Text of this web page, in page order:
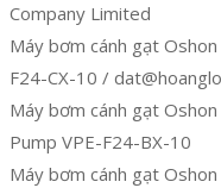
Company Limited
Máy bơm cánh gạt
F24-CX-10 /
Máy bơm cánh gạt
Pump VPE-F24-BX-10
Máy bơm cánh gạt